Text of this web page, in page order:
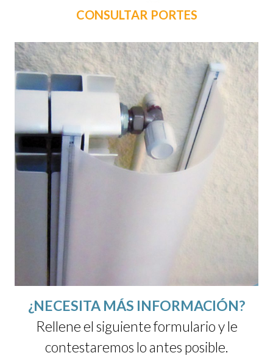
CONSULTAR PORTES
¿NECESITA MÁS INFORMACIÓN?
Rellene el siguiente formulario y le
contestaremos lo antes posible.